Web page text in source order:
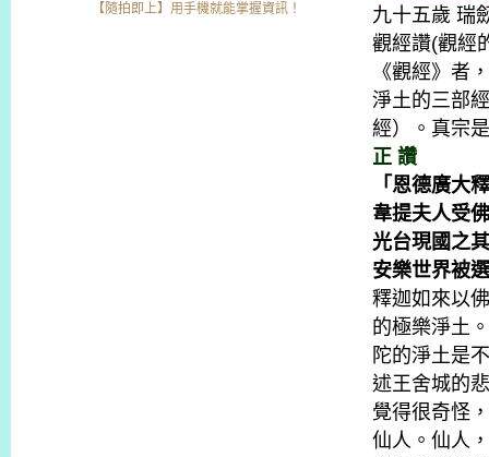
九十五歲 瑞
觀經讚(觀經
《觀經》者
淨土的三部
經）。真宗
正 讚
「恩德廣大
韋提夫人受
光台現國之
安樂世界被
釋迦如來以
的極樂淨土
陀的淨土是
述王舍城的
覺得很奇怪
仙人。仙人
【隨拍即上】用手機就能掌握資訊！